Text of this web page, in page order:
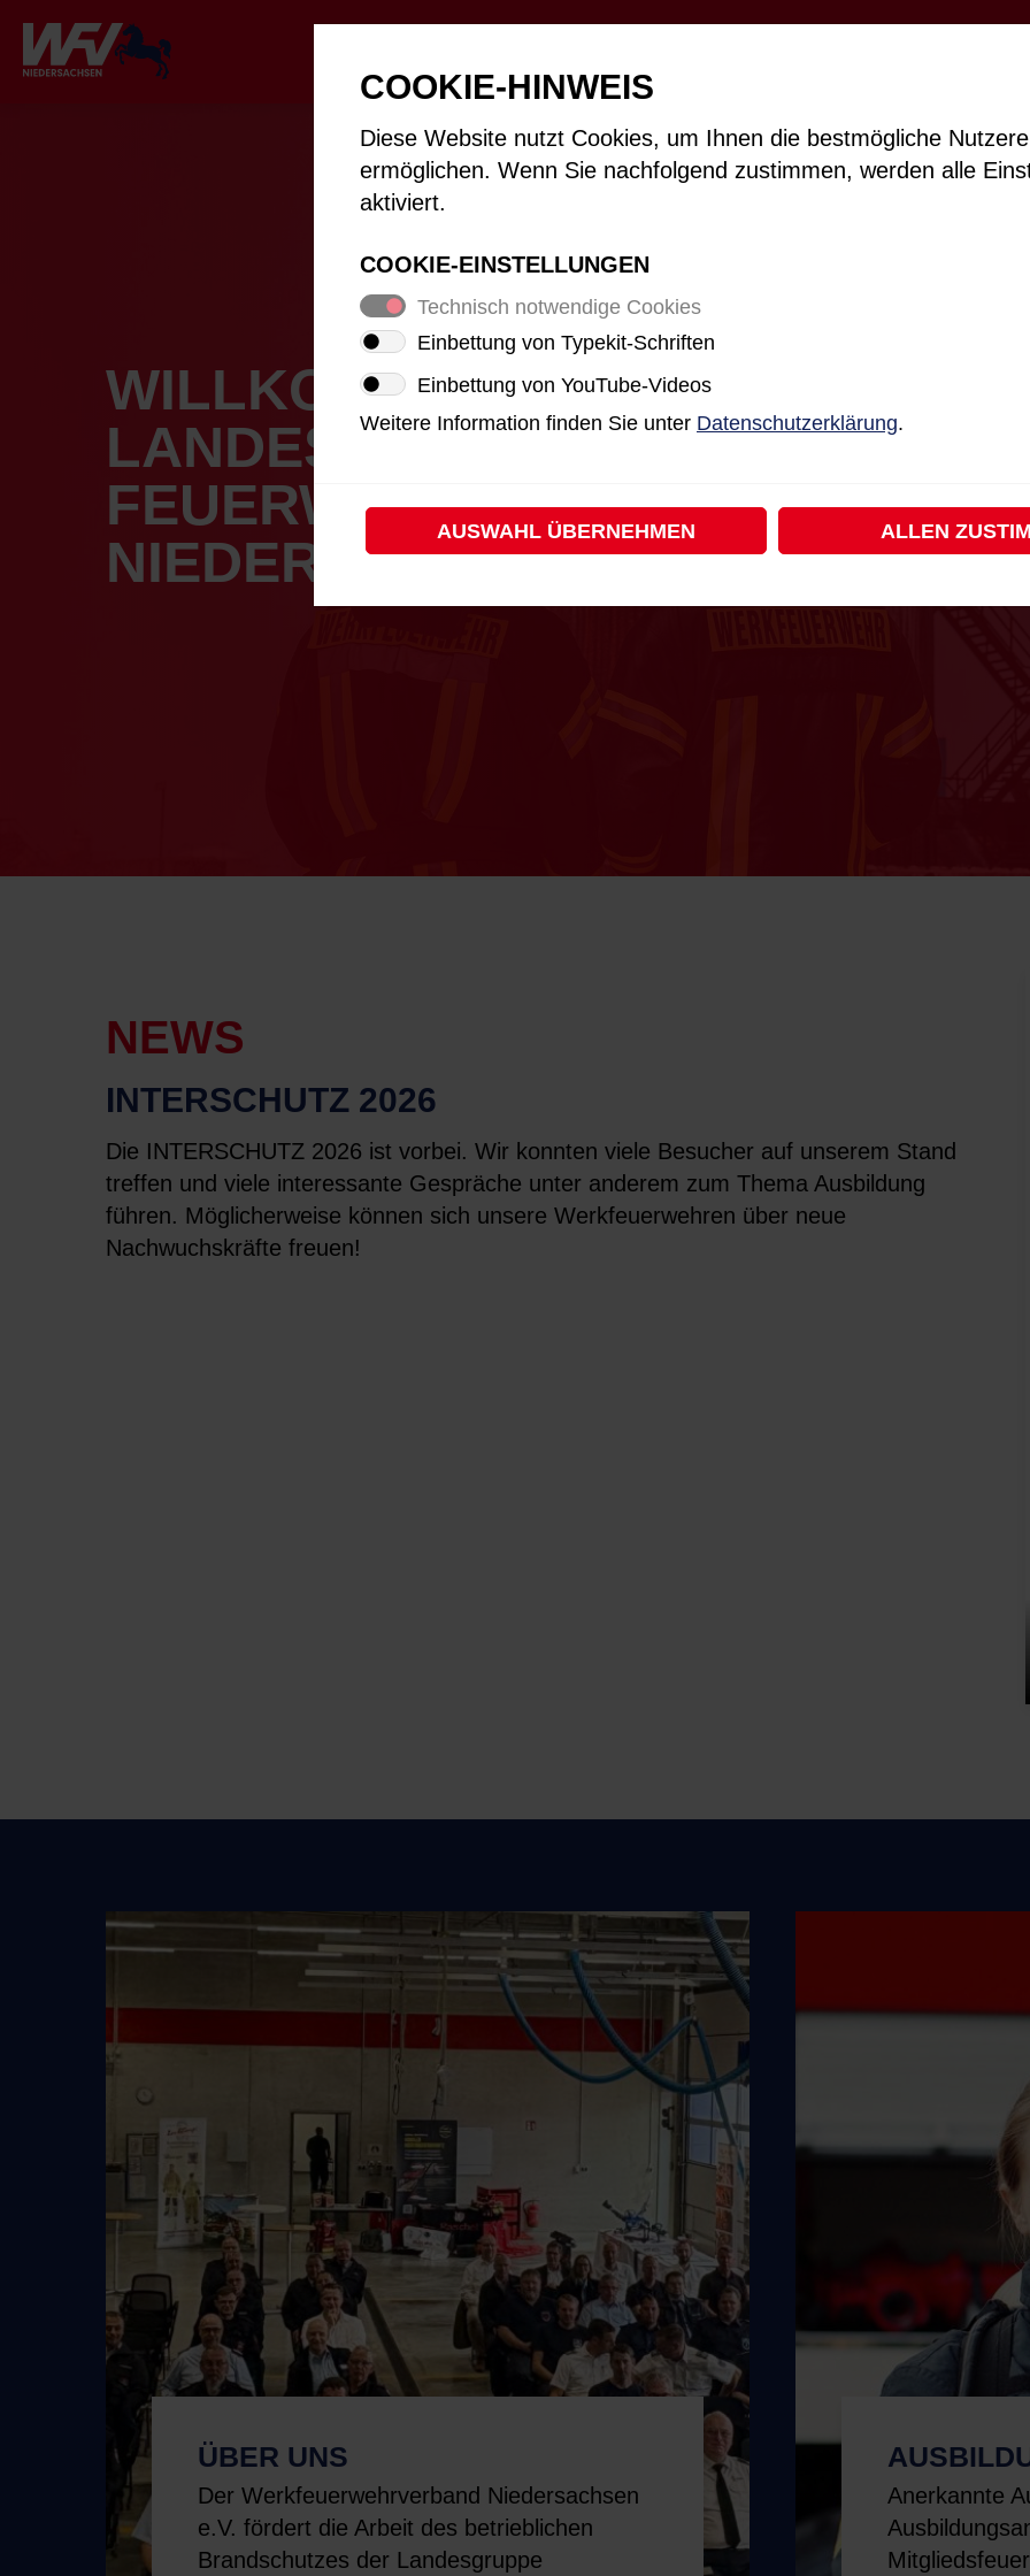
WILLKOMMEN BEI DER
LANDES­GRUPPE WERK­
FEUERWEHREN IM LFV
NIEDERSACHSEN E.V.
NEWS
INTERSCHUTZ 2026
Die INTERSCHUTZ 2026 ist vorbei. Wir konnten viele Besucher auf unserem Stand
treffen und viele interessante Gespräche unter anderem zum Thema Ausbildung
führen. Möglicherweise können sich unsere Werkfeuerwehren über neue
Nachwuchskräfte freuen!
ÜBER UNS
Der Werkfeuerwehrverband Niedersachsen
e.V. fördert die Arbeit des betrieblichen
Brandschutzes der Landesgruppe
Anerkannte
COOKIE-HINWEIS
Diese Website nutzt Cookies, um Ihnen die bestmögliche
ermöglichen. Wenn Sie nachfolgend zustimmen, werden alle
aktiviert.
COOKIE-EINSTELLUNGEN
Technisch notwendige Cookies
Einbettung von Typekit-Schriften
Einbettung von YouTube-Videos
Weitere Information finden Sie unter Datenschutzerklärung.
AUSWAHL ÜBERNEHMEN ALLEN